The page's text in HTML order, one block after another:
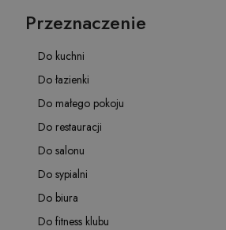
Przeznaczenie
Do kuchni
Do łazienki
Do małego pokoju
Do restauracji
Do salonu
Do sypialni
Do biura
Do fitness klubu